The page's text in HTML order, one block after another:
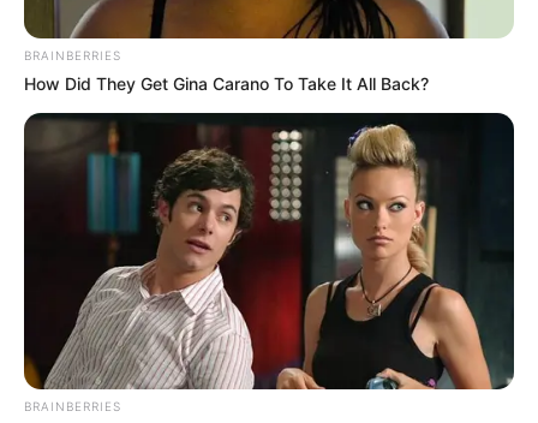
BRAINBERRIES
How Did They Get Gina Carano To Take It All Back?
BRAINBERRIES